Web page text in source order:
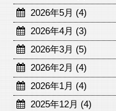
2026年5月 (4)
2026年4月 (3)
2026年3月 (5)
2026年2月 (4)
2026年1月 (4)
2025年12月 (4)